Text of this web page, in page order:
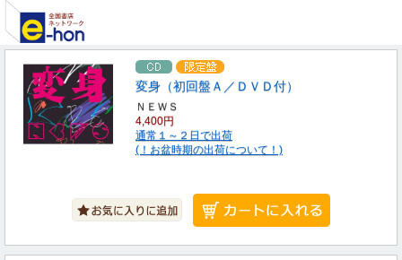
変身（初回盤Ａ／ＤＶＤ付）
ＮＥＷＳ
4,400円
通常１～２日で出荷
(！お盆時期の出荷について！)